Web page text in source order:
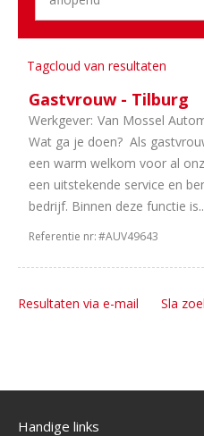
Personenauto's
Dealerholdings
Tagcloud van resultaten
Gastvrouw - Tilburg
Werkgever: Van Mossel
Wat ga je doen? Als
een warm welkom voor al
een uitstekende service en
bedrijf. Binnen deze functie
Referentie nr:#AUV49643
Resultaten via e-mail Sla
Handige links